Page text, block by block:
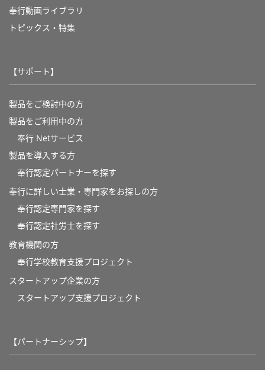
奉行動画ライブラリ
トピックス・特集
【サポート】
製品をご検討中の方
製品をご利用中の方
奉行 Netサービス
製品を導入する方
奉行認定パートナーを探す
奉行に詳しい士業・専門家をお探しの方
奉行認定専門家を探す
奉行認定社労士を探す
教育機関の方
奉⾏学校教育⽀援プロジェクト
スタートアップ企業の方
スタートアップ支援プロジェクト
【パートナーシップ】